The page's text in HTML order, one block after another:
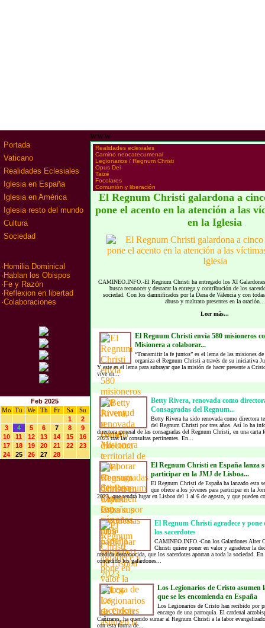
Portada
Vaticano
Realidades Eclesiales
Iglesia en España
Iglesia en América
Iglesia resto del mundo
Cultura
Sociedad
· Homilia Dominical
· Hablan los Obispos
· Fe y Razón
· Reflexion en libertad
·Colaboraciones
Feb 2025
Mo
Tu We Th Fr Sa
Su
1
2
3
4 5 6 7 8
9
10
11 12 13 14 15
16
17
18 19 20 21 22
23
24
25 26 27 28
www
·Realidades eclesiales
·Camino neocatecumenal
·Legionarios / Regnum Christi
·Opus Dei
·Taizé
·Focolares
·Comunión y liberación
El Regnum Christi galardona a
pone el acento en la atención a las
en la Iglesia
CAMINEO.INFO.-El Regnum Christi ha entregado los XI
busca reconocer y destacar la entrega y contribución de los
sociedad. Con los damnificados por la Dana de Valencia y con
abuso y maltrato presentes en la oración...
Leer más...
El Regnum Christi envía 580 misioneros
Misionera a colaborar...
“Transmitir la fe juntos” es el lema de las misiones de
organiza el Regnum Christi a través de su iniciativa
Y este es el lema para subrayar que la misión de hacer presente a
vive en...
Betty Rivera, renovada como
Consagradas del Regnum...
Betty Rivera ha sido renovada como directora
del Regnum Christi por tres años. Así lo ha
directora general de las consagradas del Regnum Christi, en una carta
2023 tras las consultas pertinentes. En...
El Regnum Christi en España lanza
participar en la JMJ de Lisboa...
El Regnum Christi de España ha lanzado esta
que ofrece a los jóvenes para participar en la
2023, que tendrá lugar en Lisboa del 1 al 6 de agosto, y que pueden
El Regnum Christi agradece y pone
los sacerdotes
CAMINEO.INFO.-Con los Galardones Alter
Christi quiere poner en valor y agradecer la
medida desconocida, que los sacerdotes aportan a toda la sociedad.
concedido los galardones...
Los Legionarios de Cristo
que se les encomienda en España
Los Legionarios de Cristo han recibido por
encargo de una parroquia. El cardenal
Cañizares, ha querido sumar al Regnum Christi a la labor
con esta forma de...